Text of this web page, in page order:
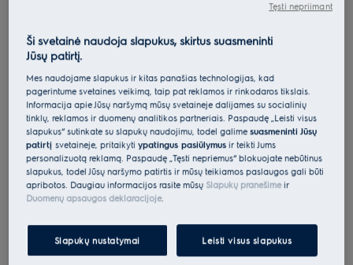
asmens duomenis, peržiūrėkite mūsų duomenų apsaugos
deklaraciją.
Ši svetainė naudoja slapukus, skirtus suasmeninti
Jūsų patirtį.
Mes naudojame slapukus ir kitas panašias technologijas, kad
pagerintume svetainės veikimą, taip pat reklamos ir rinkodaros tikslais.
Informacija apie Jūsų naršymą mūsų svetainėje dalijamės su socialinių
tinklų, reklamos ir duomenų analitikos partneriais. Paspaudę „Leisti visus
slapukus“ sutinkate su slapukų naudojimu, todėl galimesuasmeninti Jūsų
patirtįsvetainėje, pritaikytiypatingus pasiūlymus ir teikti Jums
personalizuotą reklamą. Paspaudę „Tęsti nepriėmus“ blokuojate nebūtinus
slapukus, todėl Jūsų naršymo patirtis ir mūsų teikiamos paslaugos gali būti
apribotos. Daugiau informacijos rasite mūsų Slapukų pranešimeir
Duomenų apsaugos deklaracijoje.
Slapukų nustatymai Leisti visus slapukus
Tęsti nepriimant